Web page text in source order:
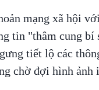
mạng xã hội
tin "thâm cung bí
tiết lộ các
chờ đợi hình ảnh